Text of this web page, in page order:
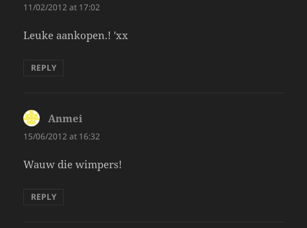
11/02/2012 at 17:02
Leuke aankopen.! 'xx
REPLY
Anmei
15/06/2012 at 16:32
Wauw die wimpers!
REPLY